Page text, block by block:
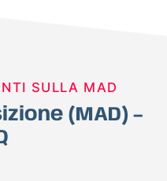
SULLA MAD
(MAD) –